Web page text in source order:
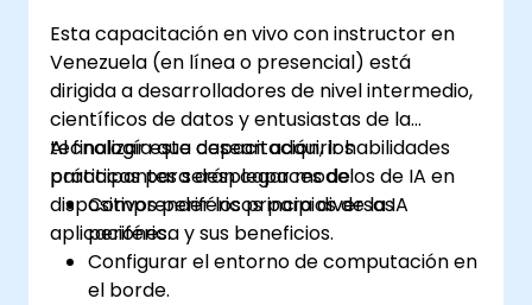
tendencias emergentes en IA en el edge.
Abordar consideraciones éticas y de
seguridad avanzadas en los despliegues
de IA en el edge.
Esta capacitación en vivo con instructor en
Venezuela (en línea o presencial) está
dirigida a desarrolladores de nivel intermedio,
científicos de datos y entusiastas de la
tecnología que desean adquirir habilidades
prácticas para desplegar modelos de IA en
dispositivos periféricos para diversas
aplicaciones.
Al finalizar esta capacitación, los
participantes serán capaces de:
Comprender los principios de la IA
periférica y sus beneficios.
Configurar el entorno de computación en
el borde.